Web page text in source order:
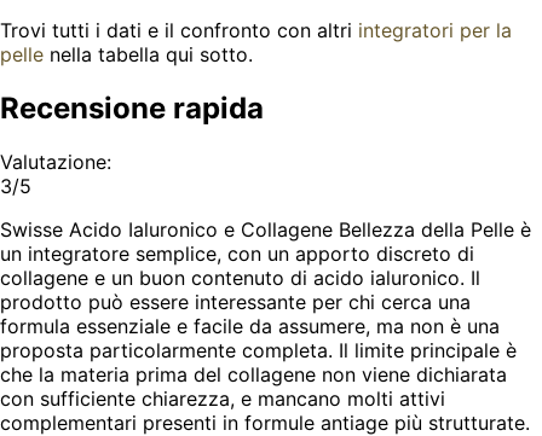
Trovi tutti i dati e il confronto con altri integratori per la
pelle nella tabella qui sotto.
Recensione rapida
Valutazione:
3/5
Swisse Acido Ialuronico e Collagene Bellezza della Pelle è
un integratore semplice, con un apporto discreto di
collagene e un buon contenuto di acido ialuronico. Il
prodotto può essere interessante per chi cerca una
formula essenziale e facile da assumere, ma non è una
proposta particolarmente completa. Il limite principale è
che la materia prima del collagene non viene dichiarata
con sufficiente chiarezza, e mancano molti attivi
complementari presenti in formule antiage più strutturate.